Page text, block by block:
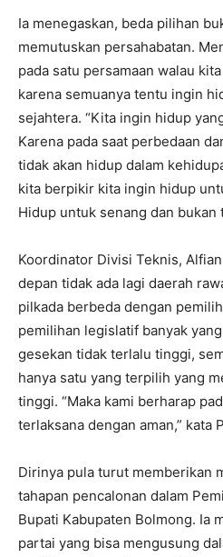
Ia menegaskan, beda pilihan
memutuskan persahabatan.
pada satu persamaan walau
karena semuanya tentu ingin
sejahtera. “Kita ingin hidup
Karena pada saat perbedaan
tidak akan hidup dalam
kita berpikir kita ingin hidup
Hidup untuk senang dan bukan
Koordinator Divisi Teknis,
depan tidak ada lagi daerah
pilkada berbeda dengan
pemilihan legislatif banyak
gesekan tidak terlalu tinggi,
hanya satu yang terpilih yang
tinggi. “Maka kami berharap
terlaksana dengan aman,” kata
Dirinya pula turut memberikan
tahapan pencalonan dalam
Bupati Kabupaten Bolmong. Ia
partai yang bisa mengusung